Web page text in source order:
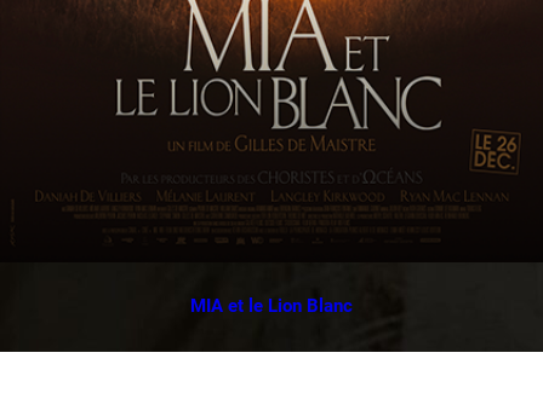
MIA et le Lion Blanc